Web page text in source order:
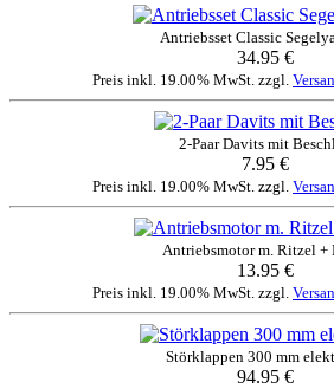
Antriebsset Classic
34.95 €
Preis inkl. 19.00% MwSt. zzgl.
2-Paar Davits mit
7.95 €
Preis inkl. 19.00% MwSt. zzgl.
Antriebsmotor m. Ritzel +
13.95 €
Preis inkl. 19.00% MwSt. zzgl.
Störklappen 300 mm
94.95 €